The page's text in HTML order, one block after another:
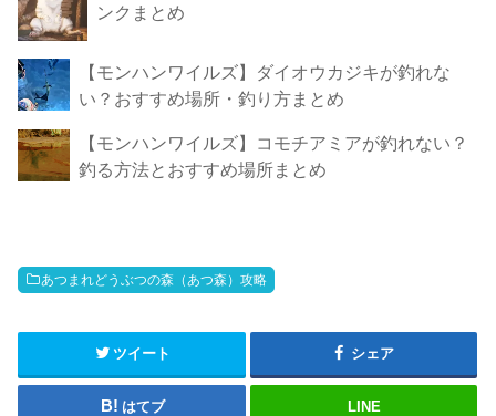
ンクまとめ
【モンハンワイルズ】ダイオウカジキが釣れな
い？おすすめ場所・釣り方まとめ
【モンハンワイルズ】コモチアミアが釣れない？
釣る方法とおすすめ場所まとめ
あつまれどうぶつの森（あつ森）攻略
ツイート シェア
はてブ LINE